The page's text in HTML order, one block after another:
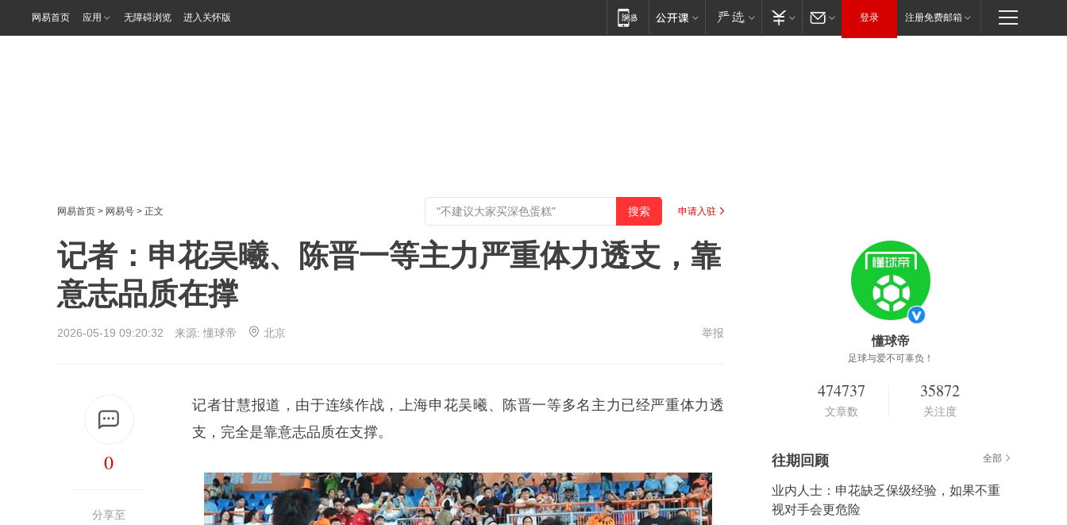
网易首页 应用 无障碍浏览 进入关怀版 登录 注册免费邮箱
网易首页 > 网易号 > 正文 申请入驻
记者：申花吴曦、陈晋一等主力严重体力透支，靠
意志品质在撑
2026-05-19 09:20:32 来源: 懂球帝 北京 举报
0
分享至
记者甘慧报道，由于连续作战，上海申花吴曦、 陈晋一等多名主力已经严重体力透
支，完全是靠意志品质在支撑。
懂球帝
足球与爱不可辜负！
474737
文章数
35872
关注度
往期回顾 全部
业内人士：申花缺乏保级经验，如果不重
视对手会更危险